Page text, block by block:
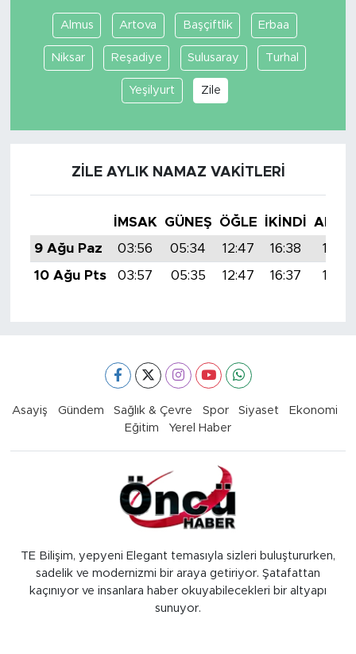
Almus Artova Başçiftlik Erbaa
Niksar Reşadiye Sulusaray Turhal
Yeşilyurt Zile
ZILE AYLIK NAMAZ VAKITLERI
İMSAK GÜNEŞ ÖĞLE İKINDI
9 Ağu Paz
03:56 05:34 12:47 16:38
19:50
10 Ağu Pts
03:57 05:35 12:47 16:37 19:48
Asayiş Gündem Sağlık & Çevre Spor Siyaset
Ekonomi
Eğitim
Yerel Haber
TE Bilişim, yepyeni Elegant temasıyla sizleri buluştururken,
sadelik ve modernizmi bir araya getiriyor. Şatafattan
kaçınıyor ve insanlara haber okuyabilecekleri bir altyapı
sunuyor.